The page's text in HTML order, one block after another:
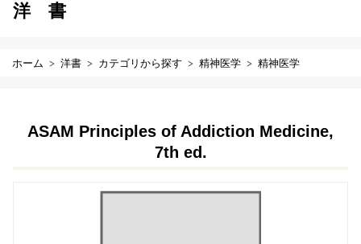
洋書
ホーム 洋書 カテゴリから探す 精神医学 精神医学
ASAM Principles of Addiction Medicine,
7th ed.